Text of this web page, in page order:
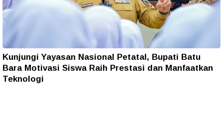
Kunjungi Yayasan Nasional Petatal, Bupati Batu
Bara Motivasi Siswa Raih Prestasi dan Manfaatkan
Teknologi